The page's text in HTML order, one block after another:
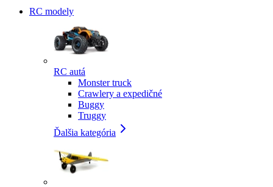
RC modely
RC autá
Monster truck
Crawlery a expedičné
Buggy
Truggy
Ďalšia kategória